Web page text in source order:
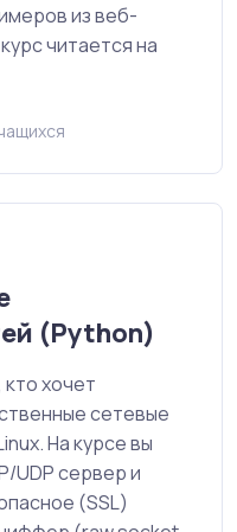
из веб-
читается на
(Python)
хочет
сетевые
На курсе вы
UDP сервер и
(SSL)